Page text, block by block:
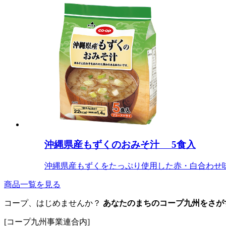
沖縄県産もずくのおみそ汁 5食入
沖縄県産もずくをたっぷり使用した赤・白合わせ
商品一覧を見る
コープ、はじめませんか？ あなたのまちのコープ九州をさが
[コープ九州事業連合内]